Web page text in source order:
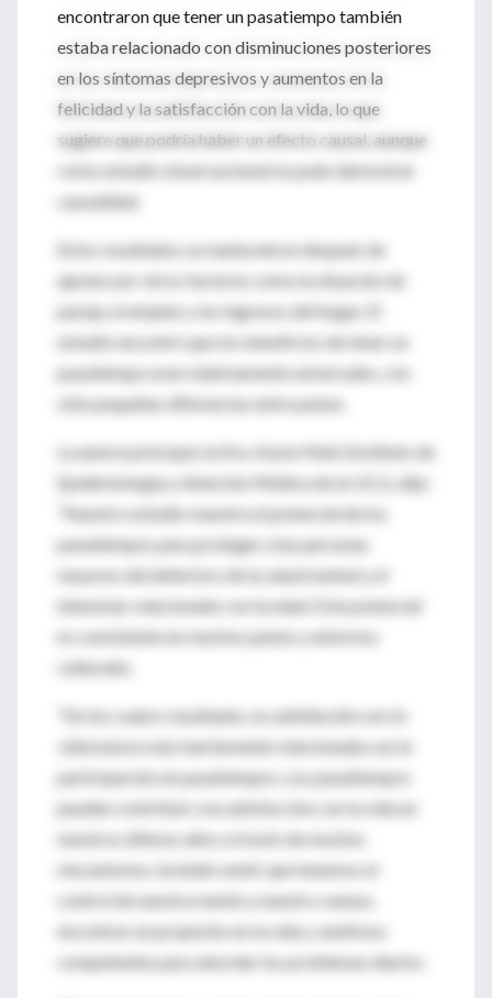
encontraron que tener un pasatiempo también
estaba relacionado con disminuciones posteriores
en los síntomas depresivos y aumentos en la
felicidad y la satisfacción con la vida, lo que
sugiere que podría haber un efecto causal, aunque
como estudio observacional no pudo demostrar
causalidad.
Estos resultados se mantuvieron después de
ajustar por otros factores como la situación de
pareja, el empleo y los ingresos del hogar. El
estudio encontró que los beneficios de tener un
pasatiempo eran relativamente universales, con
sólo pequeñas diferencias entre países.
La autora principal, la Dra. Karen Mak (Instituto de
Epidemiología y Atención Médica de la UCL), dijo:
“Nuestro estudio muestra el potencial de los
pasatiempos para proteger a las personas
mayores del deterioro de la salud mental y el
bienestar relacionado con la edad. Este potencial
es consistente en muchos países y entornos
culturales.
“De los cuatro resultados, la satisfacción con la
vidaestuvo más fuertemente relacionada con la
participación en pasatiempos. Los pasatiempos
pueden contribuir a la satisfacción con la vida en
nuestros últimos años a través de muchos
mecanismos, incluido sentir que tenemos el
control de nuestra mente y nuestro cuerpo,
encontrar un propósito en la vida y sentirnos
competentes para abordar los problemas diarios.